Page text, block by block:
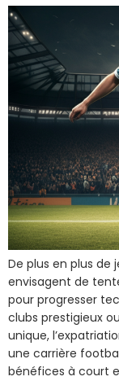
De plus en plus de
envisagent de
pour progresser
clubs prestigieux
unique,
une carrière
bénéfices à court